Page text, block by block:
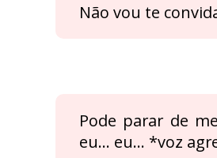
Não vou te
Pode parar de
eu... eu... *voz